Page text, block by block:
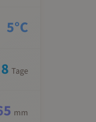
5°C
8 Tage
mm